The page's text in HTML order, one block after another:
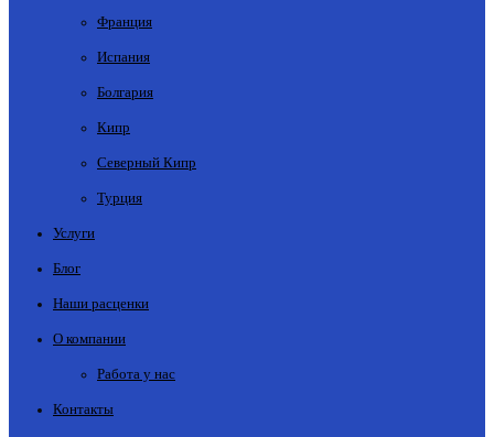
Франция
Испания
Болгария
Кипр
Северный Кипр
Турция
Услуги
Блог
Наши расценки
О компании
Работа у нас
Контакты